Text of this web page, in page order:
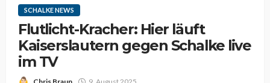
SCHALKE NEWS
Flutlicht-Kracher: Hier läuft
Kaiserslautern gegen Schalke live
im TV